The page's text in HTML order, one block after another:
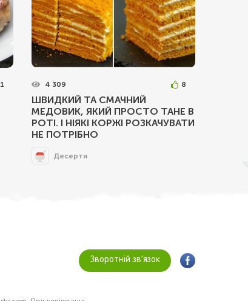
1 4 309 8
ШВИДКИЙ ТА СМАЧНИЙ
МЕДОВИК, ЯКИЙ ПРОСТО ТАНЕ В
РОТІ. І НІЯКІ КОРЖІ РОЗКАЧУВАТИ
НЕ ПОТРІБНО
Десерти
Зворотній зв’язок